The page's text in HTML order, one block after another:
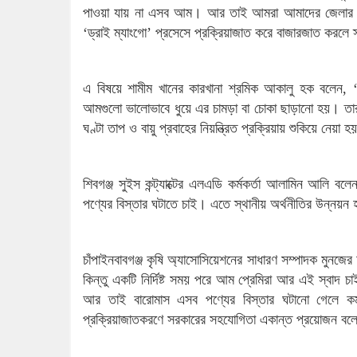
পাওয়া যায় না এসব আম। আর তাই আমরা আমাদের জেলার
‘ড্রাই ম্যাংগো’ প্রসেসে প্রক্রিয়াজাত করে বাজারজাত করলে
এ বিষয়ে শামীম খানের কারখানা শ্রমিক আকালু হক
আমগুলো ভালোভাবে ধুয়ে এর চামড়া বা চোকা ছাড়ানো হয়।
ঘণ্টা তাপ ও বায়ু প্রবাহের নিয়ন্ত্রিত প্রক্রিয়ায় শুকিয়ে
শিবগঞ্জ সুইস কন্ট্যাক্টের এলএডি কর্মকর্তা আলামিন আলি
পণ্যের বিস্তার ঘটাতে চাই। এতে স্থানীয় অর্থনীতির উন্নয়ন
চাঁপাইনবাবগঞ্জ কৃষি অ্যাসোসিয়েশনের সাধারণ সম্পাদক
কিন্তু একটি নির্দিষ্ট সময় পরে আম প্রেমিরা আর এই স্বাদ
আর তাই বারোমাস এসব পণ্যের বিস্তার ঘটানো গেলে
প্রক্রিয়াজাতকরণে সরকারের সহযোগিতা একান্ত প্রয়োজন